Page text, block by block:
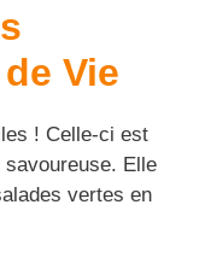
Vie
! Celle-ci est
Elle
vertes en